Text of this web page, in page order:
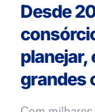
Desde
planejar,
grandes